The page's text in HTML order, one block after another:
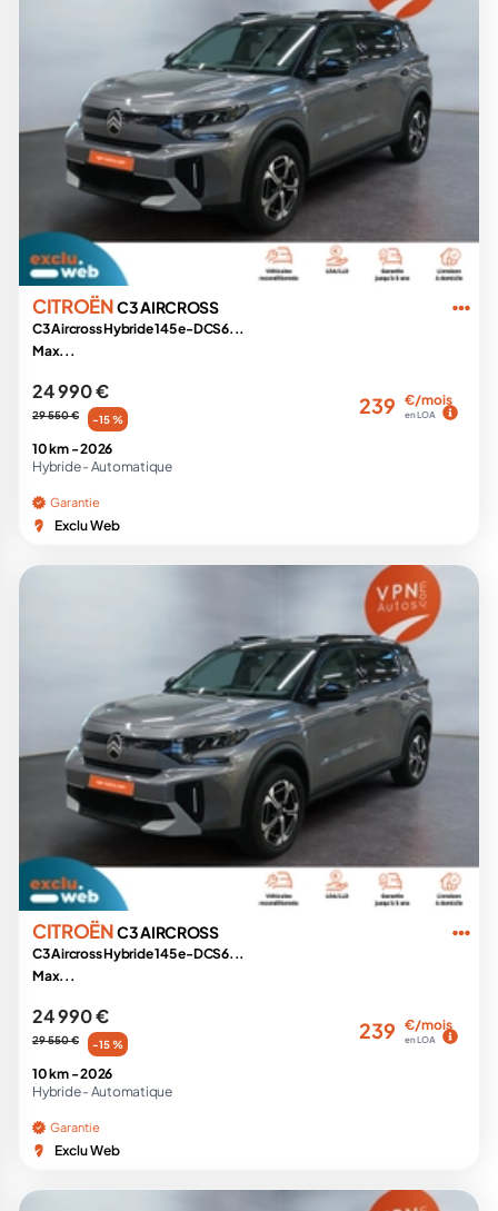
CITROËNC3 AIRCROSS
C3 Aircross Hybride 145 e-DCS6...
Max...
24 990 €
29 550 € -15 %
239 €/mois
en LOA
10 km -2026
Hybride - Automatique
Garantie
Exclu Web
CITROËNC3 AIRCROSS
C3 Aircross Hybride 145 e-DCS6...
Max...
24 990 €
29 550 € -15 %
239 €/mois
en LOA
10 km -2026
Hybride - Automatique
Garantie
Exclu Web